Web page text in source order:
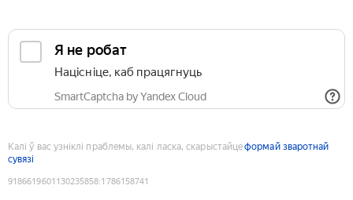
Я не робат
Націсніце, каб працягнуць
SmartCaptcha by Yandex Cloud
Калі ў вас узніклі праблемы, калі ласка, скарыстайцеформай зваротнай
сувязі
9186619601130235858:1786158741